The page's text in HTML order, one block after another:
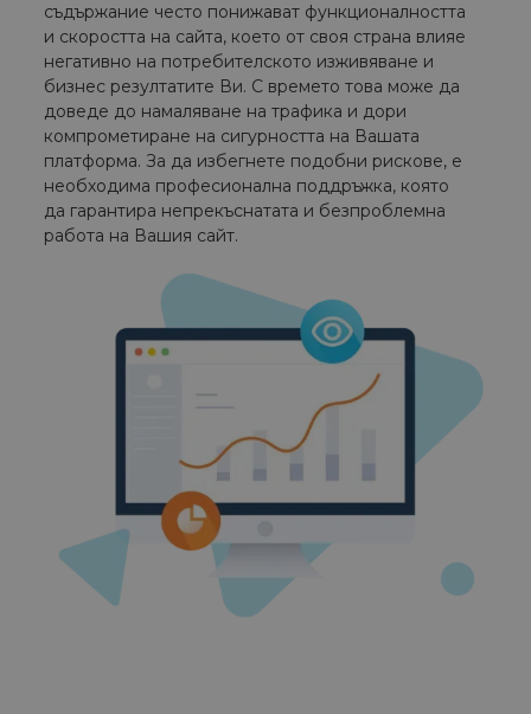
съдържание често понижават функционалността
и скоростта на сайта, което от своя страна влияе
негативно на потребителското изживяване и
бизнес резултатите Ви. С времето това може да
доведе до намаляване на трафика и дори
компрометиране на сигурността на Вашата
платформа. За да избегнете подобни рискове, е
необходима професионална поддръжка, която
да гарантира непрекъснатата и безпроблемна
работа на Вашия сайт.